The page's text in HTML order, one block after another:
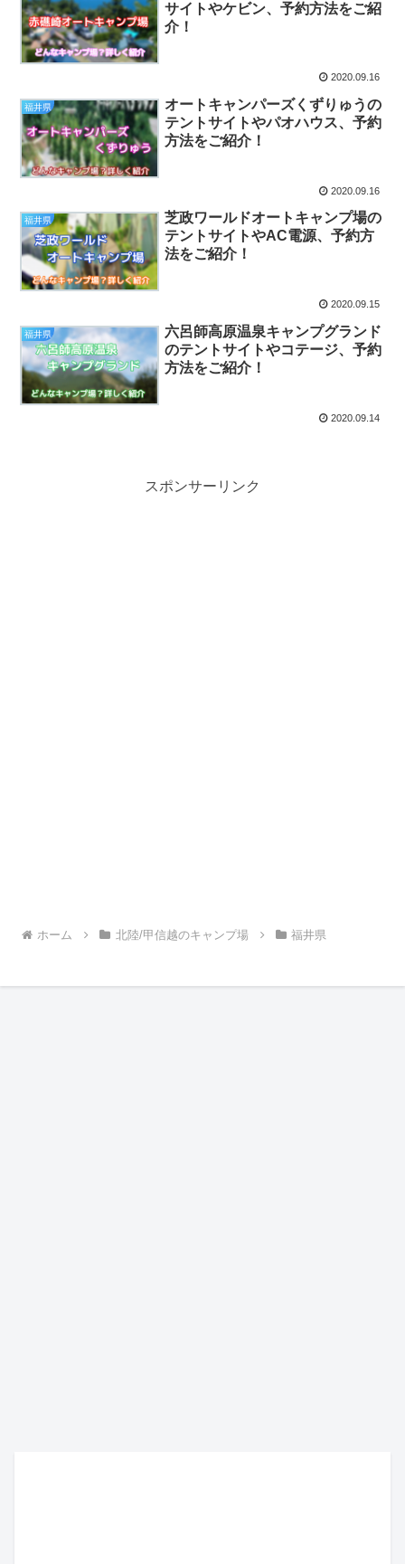
サイトやケビン、予約方法をご紹
介！
2020.09.16
福井県
オートキャンパーズくずりゅうの
テントサイトやパオハウス、予約
方法をご紹介！
2020.09.16
福井県
芝政ワールドオートキャンプ場の
テントサイトやAC電源、予約方
法をご紹介！
2020.09.15
福井県
六呂師高原温泉キャンプグランド
のテントサイトやコテージ、予約
方法をご紹介！
2020.09.14
スポンサーリンク
ホーム 北陸/甲信越のキャンプ場 福井県